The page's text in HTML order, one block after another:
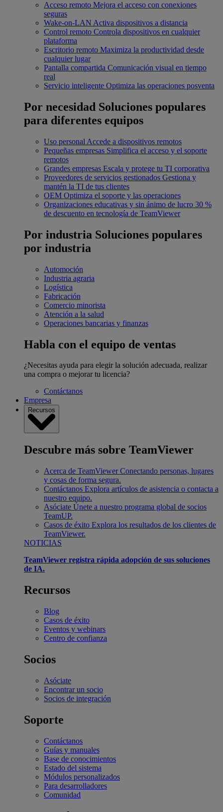
Acceso remoto Mejora el acceso con conexiones
seguras
Wake-on-LAN Activa dispositivos a distancia
Control remoto Controla dispositivos en cualquier
plataforma
Escritorio remoto Maximiza la productividad desde
cualquier lugar
Pantalla compartida Comunicación visual en tiempo
real
Servicio inteligente Optimiza las operaciones posventa
Por necesidad Soluciones populares
para diferentes equipos
Uso personal Accede a dispositivos remotos
Pequeñas empresas Simplifica el acceso y el soporte
remotos
Grandes empresas Escala y protege tu TI corporativa
Proveedores de servicios gestionados Gestiona y
mantén la TI de tus clientes
OEM Optimiza el soporte y las operaciones
Organizaciones educativas y sin ánimo de lucro 30 %
de descuento en tecnología de TeamViewer
Por industria Soluciones populares
por industria
Automoción
Industria agraria
Logística
Fabricación
Comercio minorista
Atención a la salud
Operaciones bancarias y finanzas
Habla con el equipo de ventas
¿Necesitas ayuda para elegir la solución adecuada, realizar
una compra o mejorar tu licencia?
Contáctanos
Empresa
Recursos
Descubre más sobre TeamViewer
Acerca de TeamViewer Conectando personas, lugares
y cosas de forma segura.
Contáctanos Explora artículos de asistencia o contacta a
nuestro equipo.
Asóciate Únete a nuestro programa global de socios
TeamUP.
Casos de éxito Explora los resultados de los clientes de
TeamViewer.
NOTICIAS
TeamViewer registra rápida adopción de sus soluciones
de IA.
Recursos
Blog
Casos de éxito
Eventos y webinars
Centro de confianza
Socios
Asóciate
Encontrar un socio
Socios de integración
Soporte
Contáctanos
Guías y manuales
Base de conocimientos
Estado del sistema
Módulos personalizados
Para desarrolladores
Comunidad